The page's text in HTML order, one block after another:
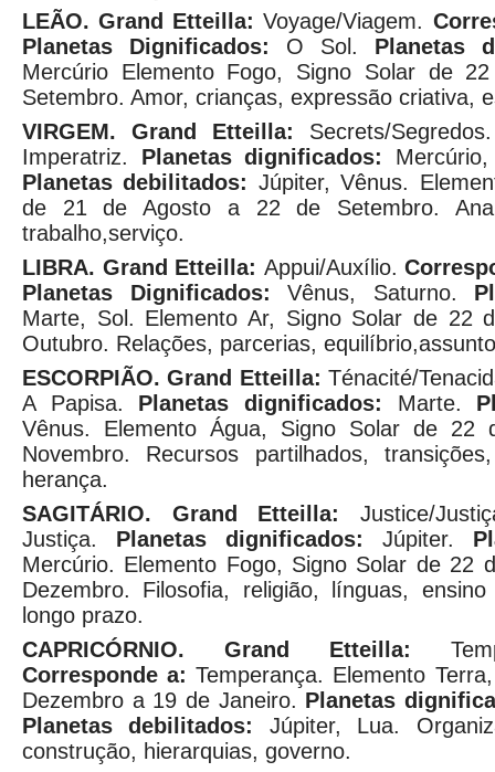
LEÃO. Grand Etteilla: Voyage/Viagem.
Planetas Dignificados: O Sol. Planetas
Mercúrio Elemento Fogo, Signo Solar de
Setembro. Amor, crianças, expressão criativa,
VIRGEM.
Grand Etteilla: Secrets/
Imperatriz. Planetas dignificados:
Planetas debilitados: Júpiter, Vênus.
de 21 de Agosto a 22 de Setembro.
trabalho,serviço.
LIBRA. Grand Etteilla: Appui/Auxílio.
Planetas Dignificados: Vênus, Saturno.
Marte, Sol. Elemento Ar, Signo Solar de 22
Outubro. Relações, parcerias,
ESCORPIÃO. Grand Etteilla: Ténacité/
A Papisa. Planetas dignificados: Marte.
Vênus. Elemento Água, Signo Solar de
Novembro. Recursos partilhados,
herança.
SAGITÁRIO. Grand Etteilla:
Justice/
Justiça. Planetas dignificados: Júpiter.
Mercúrio. Elemento Fogo, Signo Solar de 22
Dezembro. Filosofia, religião, línguas,
longo prazo.
CAPRICÓRNIO.
Grand Etteilla:
Corresponde a: Temperança. Elemento
Dezembro a 19 de Janeiro. Planetas
Planetas debilitados:
Júpiter, Lua.
construção, hierarquias, governo.